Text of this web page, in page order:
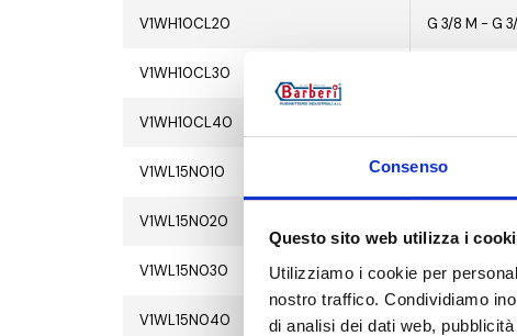
Consenso
Questo sito web utilizza i
Utilizziamo i cookie per
nostro traffico. Condividiamo
di analisi dei dati web,
V1WH10CL20 G 3/8 M - G
V1WH10CL30
V1WH10CL40
V1WL15N010 G 1/2 M - G 1/2
V1WL15N020
V1WL15N030 G 1/2 M - G 1/
V1WL15N040 G 1/2 M - G 1/